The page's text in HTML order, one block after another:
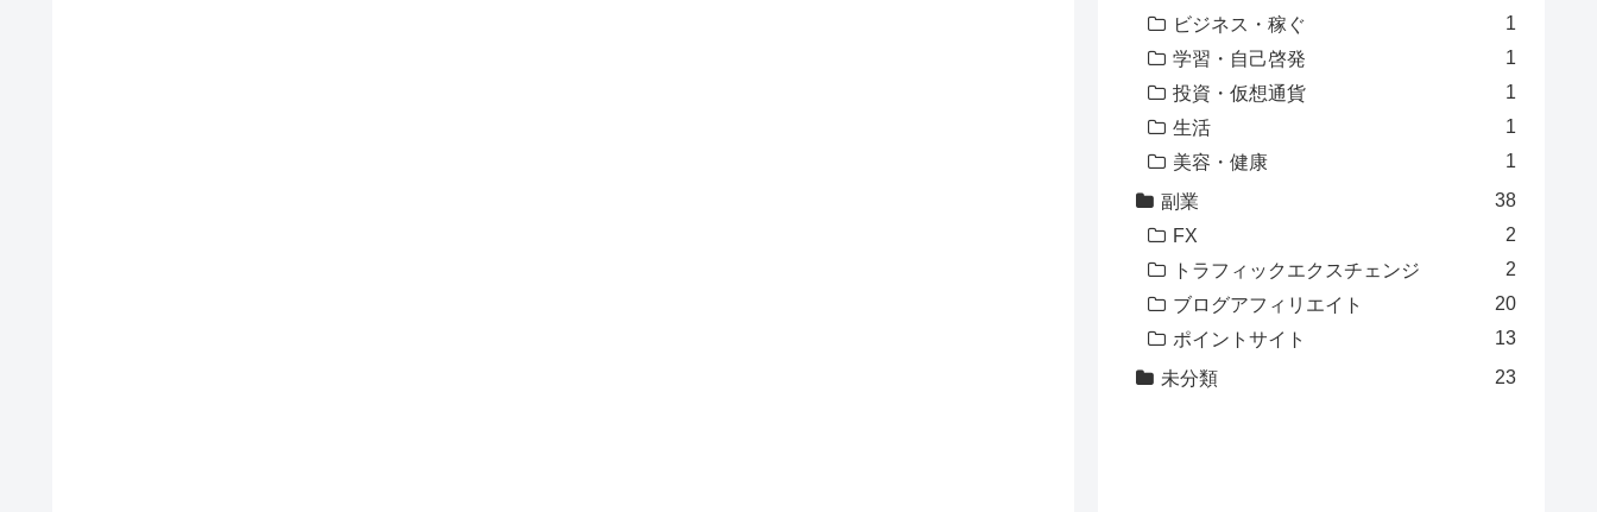
ビジネス・稼ぐ
1
学習・自己啓発
1
投資・仮想通貨
1
生活
1
美容・健康
1
副業
38
FX
2
トラフィックエクスチェンジ
2
ブログアフィリエイト
20
ポイントサイト
13
未分類
23